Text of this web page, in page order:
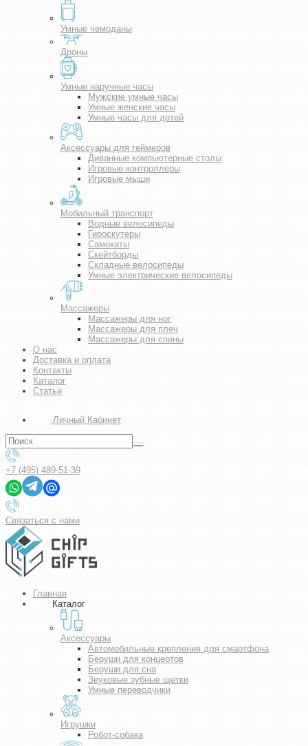
Умные чемоданы
Дроны
Умные наручные часы
Мужские умные часы
Умные женские часы
Умные часы для детей
Аксессуары для геймеров
Диванные компьютерные столы
Игровые контроллеры
Игровые мыши
Мобильный транспорт
Водные велосипеды
Гироскутеры
Самокаты
Скейтборды
Складные велосипеды
Умные электрические велосипеды
Массажеры
Массажеры для ног
Массажеры для плеч
Массажеры для спины
О нас
Доставка и оплата
Контакты
Каталог
Статьи
Личный Кабинет
+7 (495) 489-51-39
Связаться с нами
Главная
Каталог
Аксессуары
Автомобильные крепления для смартфона
Беруши для концертов
Беруши для сна
Звуковые зубные щетки
Умные переводчики
Игрушки
Робот-собака